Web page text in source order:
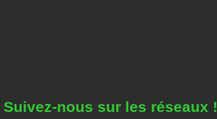
Suivez-nous sur les réseaux !